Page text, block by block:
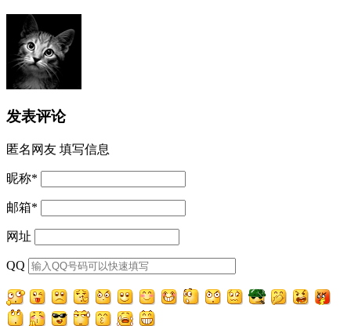
发表评论
匿名网友 填写信息
昵称*
邮箱*
网址
QQ